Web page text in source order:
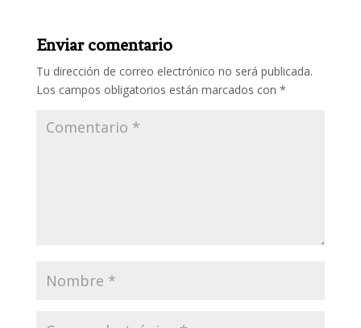
Enviar comentario
Tu dirección de correo electrónico no será publicada.
Los campos obligatorios están marcados con *